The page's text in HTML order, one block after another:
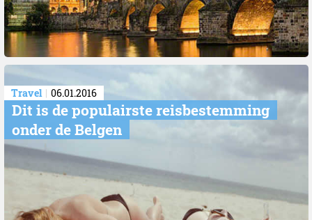
Travel 06.01.2016
Dit is de populairste reisbestemming
onder de Belgen